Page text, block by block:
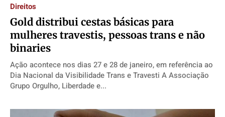
Direitos
Gold distribui cestas básicas para
mulheres travestis, pessoas trans e não
binaries
Ação acontece nos dias 27 e 28 de janeiro, em referência ao
Dia Nacional da Visibilidade Trans e Travesti A Associação
Grupo Orgulho, Liberdade e...